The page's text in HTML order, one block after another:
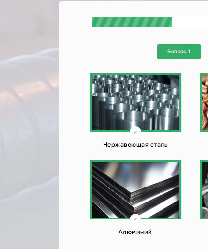
Вопрос 1
Нержавеющая сталь
Алюминий